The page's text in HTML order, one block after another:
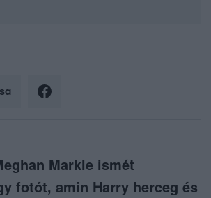
Markle ismét
fotót, amin Harry herceg és